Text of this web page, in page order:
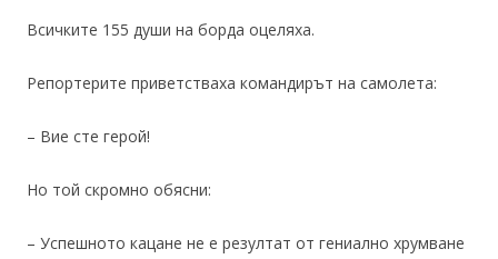
Всичките 155 души на борда оцеляха.
Репортерите приветстваха командирът на самолета:
– Вие сте герой!
Но той скромно обясни:
– Успешното кацане не е резултат от гениално хрумване